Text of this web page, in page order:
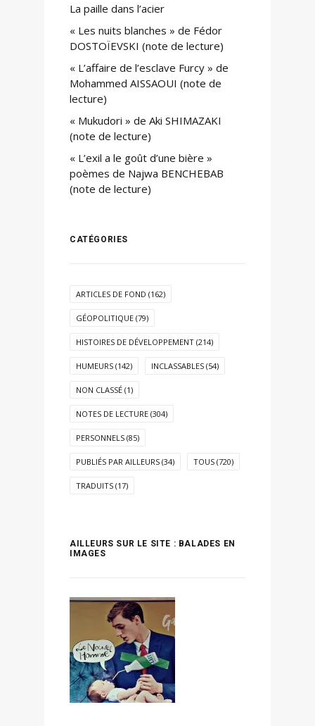
La paille dans l’acier
« Les nuits blanches » de Fédor
DOSTOÏEVSKI (note de lecture)
« L’affaire de l’esclave Furcy » de
Mohammed AISSAOUI (note de
lecture)
« Mukudori » de Aki SHIMAZAKI
(note de lecture)
« L’exil a le goût d’une bière »
poèmes de Najwa BENCHEBAB
(note de lecture)
CATÉGORIES
ARTICLES DE FOND (162)
GÉOPOLITIQUE (79)
HISTOIRES DE DÉVELOPPEMENT (214)
HUMEURS (142) INCLASSABLES (54)
NON CLASSÉ (1)
NOTES DE LECTURE (304)
PERSONNELS (85)
PUBLIÉS PAR AILLEURS (34) TOUS (720)
TRADUITS (17)
AILLEURS SUR LE SITE : BALADES EN
IMAGES